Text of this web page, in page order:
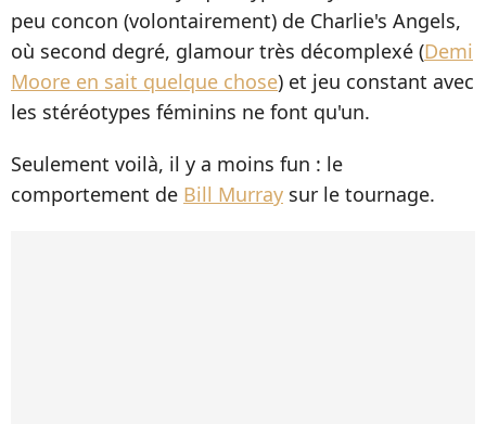
peu concon (volontairement) de Charlie's Angels,
où second degré, glamour très décomplexé (Demi
Moore en sait quelque chose) et jeu constant avec
les stéréotypes féminins ne font qu'un.
Seulement voilà, il y a moins fun : le
comportement de Bill Murray sur le tournage.